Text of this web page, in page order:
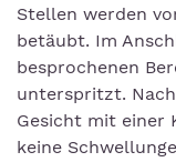
Stellen werden
betäubt. Im
besprochenen
unterspritzt.
Gesicht mit einer
keine